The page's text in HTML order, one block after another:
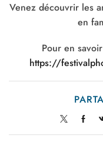
Venez découvrir les
en
Pour en
https://